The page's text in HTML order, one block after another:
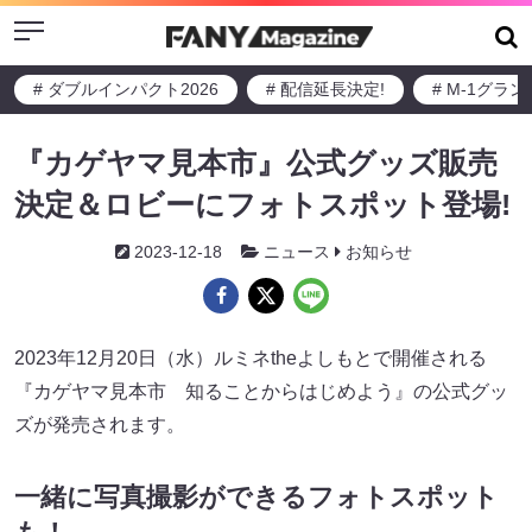
Menu
# ダブルインパクト2026 # 配信延長決定! # M-1グラン
『カゲヤマ見本市』公式グッズ販売
決定＆ロビーにフォトスポット登場!
2023-12-18 ニュース お知らせ
2023年12月20日（水）ルミネtheよしもとで開催される
『カゲヤマ見本市 知ることからはじめよう』の公式グッ
ズが発売されます。
一緒に写真撮影ができるフォトスポット